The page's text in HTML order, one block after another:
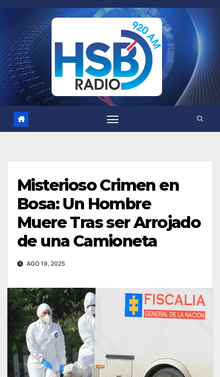
contenido
Misterioso Crimen en
Bosa: Un Hombre
Muere Tras ser Arrojado
de una Camioneta
AGO 19, 2025